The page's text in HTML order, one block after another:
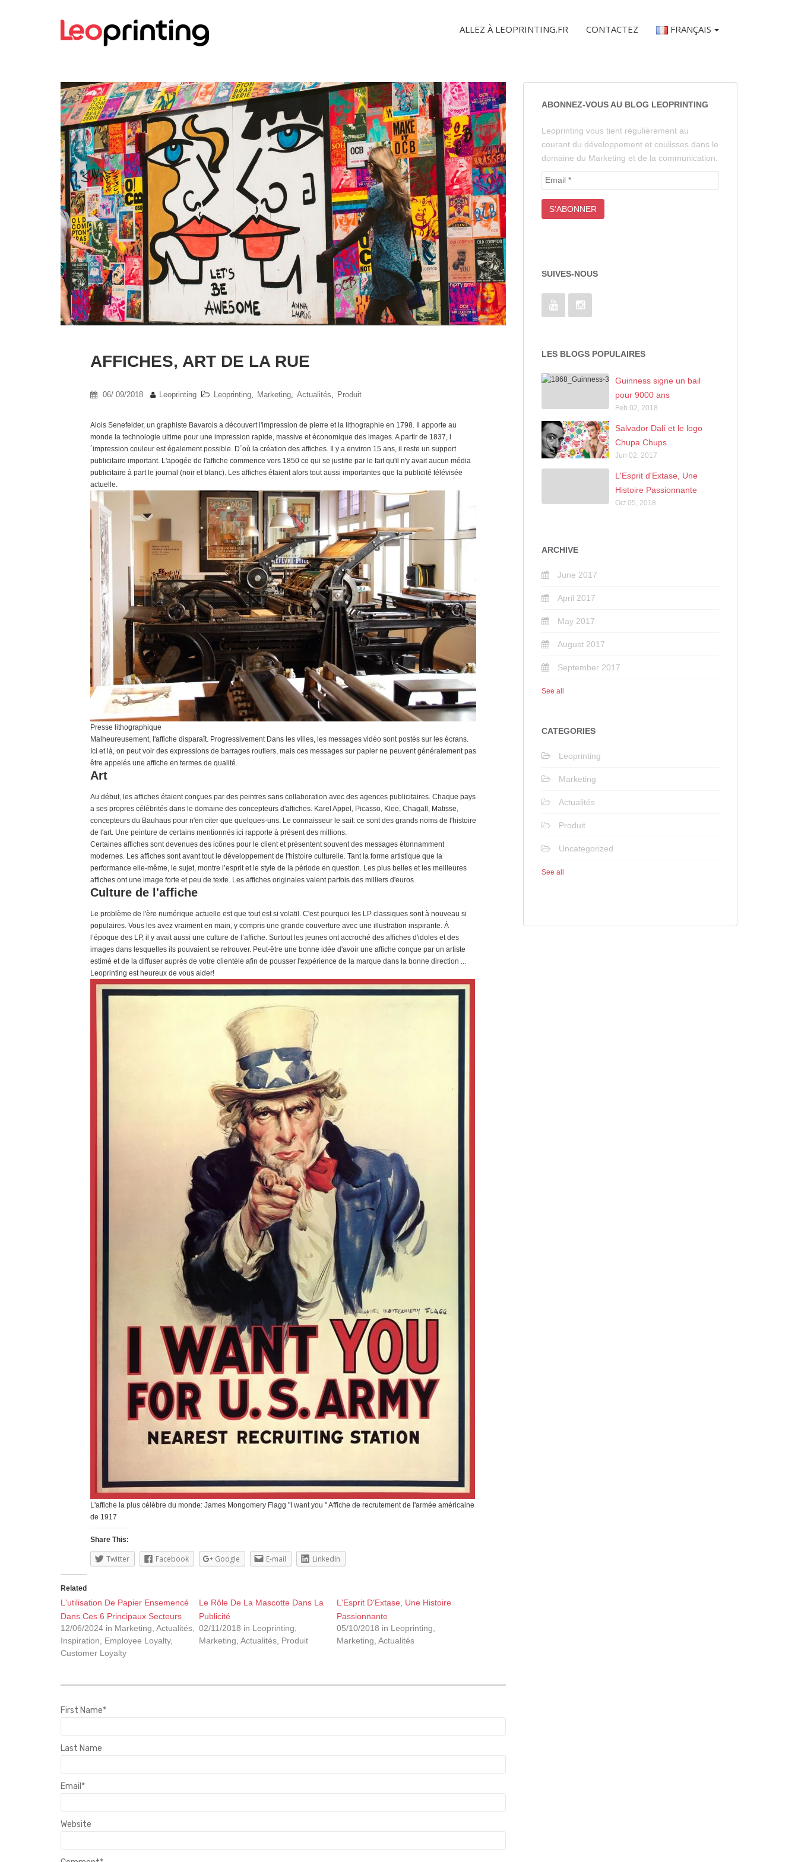
ALLEZ À LEOPRINTING.FR CONTACTEZ FRANÇAIS
AFFICHES, ART DE LA RUE
06/ 09/2018 Leoprinting Leoprinting Marketing Actualités Produit
Alois Senefelder, un graphiste Bavarois a découvert l'impression de pierre et la lithographie en 1798. Il apporte au
monde la technologie ultime pour une impression rapide, massive et économique des images. A partir de 1837, l
´impression couleur est également possible. D´où la création des affiches. Il y a environ 15 ans, il reste un support
publicitaire important. L'apogée de l'affiche commence vers 1850 ce qui se justifie par le fait qu'il n'y avait aucun média
publicitaire à part le journal (noir et blanc). Les affiches étaient alors tout aussi importantes que la publicité télévisée
actuelle.
Presse lithographique
Malheureusement, l'affiche disparaît. Progressivement Dans les villes, les messages vidéo sont postés sur les écrans.
Ici et là, on peut voir des expressions de barrages routiers, mais ces messages sur papier ne peuvent généralement pas
être appelés une affiche en termes de qualité.
Art
Au début, les affiches étaient conçues par des peintres sans collaboration avec des agences publicitaires. Chaque pays
a ses propres célébrités dans le domaine des concepteurs d'affiches. Karel Appel, Picasso, Klee, Chagall, Matisse,
concepteurs du Bauhaus pour n'en citer que quelques-uns. Le connaisseur le sait: ce sont des grands noms de l'histoire
de l'art. Une peinture de certains mentionnés ici rapporte à présent des millions.
Certaines affiches sont devenues des icônes pour le client et présentent souvent des messages étonnamment
modernes. Les affiches sont avant tout le développement de l'histoire culturelle. Tant la forme artistique que la
performance elle-même, le sujet, montre l’esprit et le style de la période en question. Les plus belles et les meilleures
affiches ont une image forte et peu de texte. Les affiches originales valent parfois des milliers d'euros.
Culture de l'affiche
Le problème de l'ère numérique actuelle est que tout est si volatil. C'est pourquoi les LP classiques sont à nouveau si
populaires. Vous les avez vraiment en main, y compris une grande couverture avec une illustration inspirante. À
l’époque des LP, il y avait aussi une culture de l’affiche. Surtout les jeunes ont accroché des affiches d'idoles et des
images dans lesquelles ils pouvaient se retrouver. Peut-être une bonne idée d'avoir une affiche conçue par un artiste
estimé et de la diffuser auprès de votre clientèle afin de pousser l'expérience de la marque dans la bonne direction ...
Leoprinting est heureux de vous aider!
L'affiche la plus célèbre du monde: James Mongomery Flagg "I want you " Affiche de recrutement de l'armée américaine
de 1917
Share This:
Twitter Facebook Google E-mail LinkedIn
Related
L'utilisation De Papier Ensemencé
Dans Ces 6 Principaux Secteurs
12/06/2024 in Marketing, Actualités,
Inspiration, Employee Loyalty,
Customer Loyalty
Le Rôle De La Mascotte Dans La
Publicité
02/11/2018 in Leoprinting,
Marketing, Actualités, Produit
L'Esprit D'Extase, Une Histoire
Passionnante
05/10/2018 in Leoprinting,
Marketing, Actualités
First Name*
Last Name
Email *
Website
ABONNEZ-VOUS AU BLOG LEOPRINTING
Leoprinting vous tient régulièrement au
courant du développement et coulisses dans le
domaine du Marketing et de la communication.
SUIVES-NOUS
LES BLOGS POPULAIRES
Guinness signe un bail
pour 9000 ans
Feb 02, 2018
Salvador Dalí et le logo
Chupa Chups
Jun 02, 2017
L'Esprit d'Extase, Une
Histoire Passionnante
Oct 05, 2018
ARCHIVE
June 2017
April 2017
May 2017
August 2017
September 2017
See all
CATEGORIES
Leoprinting
Marketing
Actualités
Produit
Uncategorized
See all